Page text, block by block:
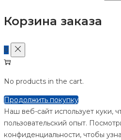
Корзина заказа
0
No products in the cart.
Продолжить покупку
Наш веб-сайт использует куки,
пользовательский опыт.
конфиденциальности, чтобы